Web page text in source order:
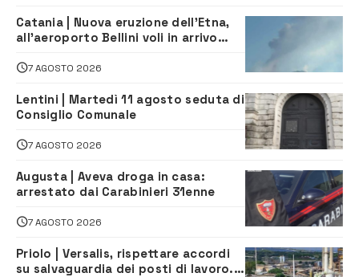
Catania | Nuova eruzione dell’Etna,
all’aeroporto Bellini voli in arrivo
7 AGOSTO 2026
Lentini | Martedì 11 agosto seduta di
Consiglio Comunale
7 AGOSTO 2026
Augusta | Aveva droga in casa:
arrestato dai Carabinieri 31enne
7 AGOSTO 2026
Priolo | Versalis, rispettare accordi
su salvaguardia dei posti di lavoro. Il